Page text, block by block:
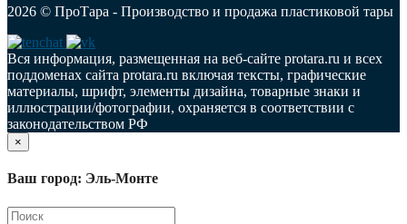
2026 © ПроТара - Производство и продажа пластиковой тары
Вся информация, размещенная на веб-сайте protara.ru и всех
поддоменах сайта protara.ru включая тексты, графические
материалы, шрифт, элементы дизайна, товарные знаки и
иллюстрации/фотографии, охраняется в соответствии с
законодательством РФ
×
Ваш город: Эль-Монте